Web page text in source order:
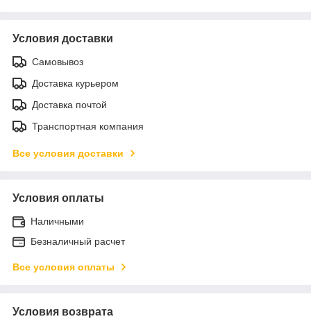
Условия доставки
Самовывоз
Доставка курьером
Доставка почтой
Транспортная компания
Все условия доставки
Условия оплаты
Наличными
Безналичный расчет
Все условия оплаты
Условия возврата